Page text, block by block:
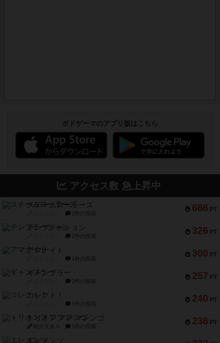
ボドゲーマのアプリ版はこちら
アクセス数 急上昇中
686 PT
スチームローラーズ
2件の投稿
326 PT
テンプテーション
2件の投稿
300 PT
アマナイト
1件の投稿
257 PT
ギャンブラー
2件の投稿
240 PT
コレクト！
1件の投稿
236 PT
トリオンフ ア マレンゴ
紹介文あり 1件の投稿
エレメンツ